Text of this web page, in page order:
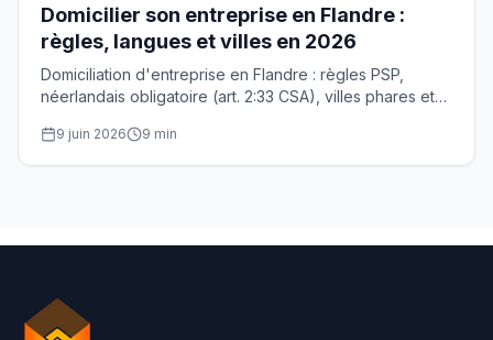
Domicilier son entreprise en Flandre :
règles, langues et villes en 2026
Domiciliation d'entreprise en Flandre : règles PSP,
néerlandais obligatoire (art. 2:33 CSA), villes phares et
9 juin 2026 9 min